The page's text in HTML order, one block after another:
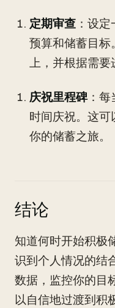
定期审查 ：设
预算和储蓄目标
上，并根据需要
庆祝里程碑：每
时间庆祝。这
你的储蓄之旅。
结论
知道何时开始积极
识到个人情况的结
数据，监控你的目
以自信地过渡到积